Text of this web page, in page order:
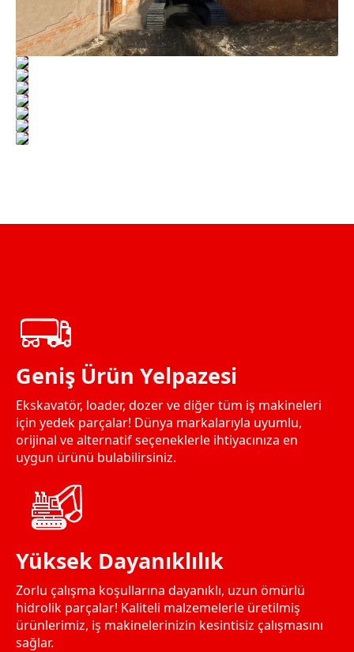
Geniş Ürün Yelpazesi
Ekskavatör, loader, dozer ve diğer tüm iş makineleri
için yedek parçalar! Dünya markalarıyla uyumlu,
orijinal ve alternatif seçeneklerle ihtiyacınıza en
uygun ürünü bulabilirsiniz.
Yüksek Dayanıklılık
Zorlu çalışma koşullarına dayanıklı, uzun ömürlü
hidrolik parçalar! Kaliteli malzemelerle üretilmiş
ürünlerimiz, iş makinelerinizin kesintisiz çalışmasını
sağlar.